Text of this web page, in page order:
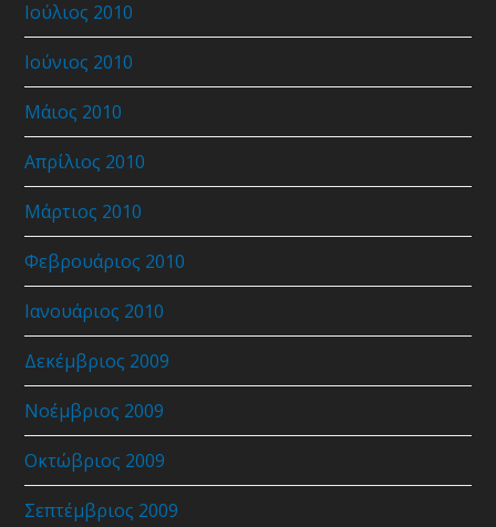
Ιούλιος 2010
Ιούνιος 2010
Μάιος 2010
Απρίλιος 2010
Μάρτιος 2010
Φεβρουάριος 2010
Ιανουάριος 2010
Δεκέμβριος 2009
Νοέμβριος 2009
Οκτώβριος 2009
Σεπτέμβριος 2009